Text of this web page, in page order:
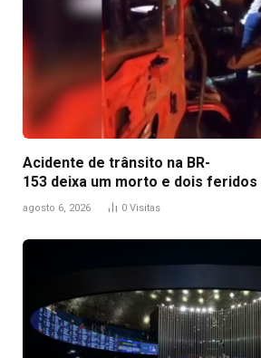
Acidente de trânsito na BR-
153 deixa um morto e dois feridos
agosto 6, 2026 0 Visitas